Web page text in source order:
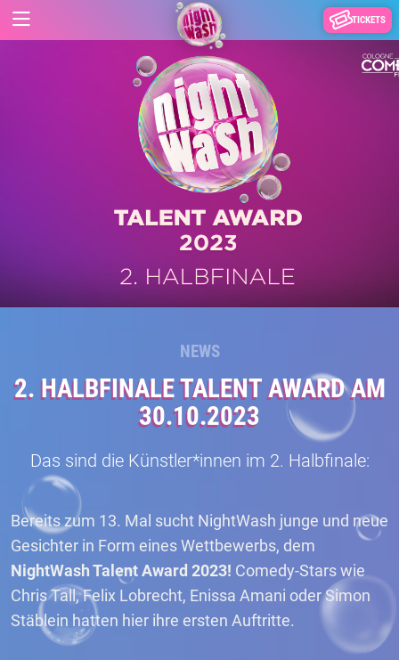
TICKETS
NEWS
2. HALBFINALE TALENT AWARD AM
30.10.2023
Das sind die Künstler*innen im 2. Halbfinale:
Bereits zum 13. Mal sucht NightWash junge und neue
Gesichter in Form eines Wettbewerbs, dem
NightWash Talent Award 2023! Comedy-Stars wie
Chris Tall, Felix Lobrecht, Enissa Amani oder Simon
Stäblein hatten hier ihre ersten Auftritte.